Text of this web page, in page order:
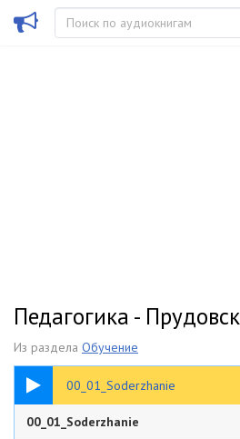
Педагогика -
Из раздела Обучение
00_01_Soderzhanie
17:38
00_01_Soderzhanie